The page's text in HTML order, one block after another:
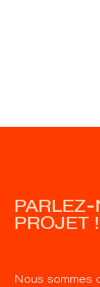
PARLEZ-
PROJET !
Nous sommes